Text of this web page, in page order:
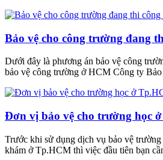
Bảo vệ cho công trường đang
Dưới đây là phương án bảo vệ công
bảo vệ công trường ở HCM Công ty
Đơn vị bảo vệ cho trường học
Trước khi sử dụng dịch vụ bảo vệ
khám ở Tp.HCM thì việc đầu tiên bạn